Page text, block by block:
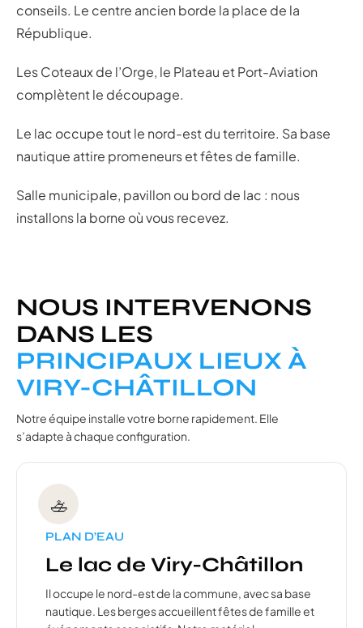
conseils. Le centre ancien borde la place de la
République.
Les Coteaux de l’Orge, le Plateau et Port-Aviation
complètent le découpage.
Le lac occupe tout le nord-est du territoire. Sa base
nautique attire promeneurs et fêtes de famille.
Salle municipale, pavillon ou bord de lac : nous
installons la borne où vous recevez.
NOUS INTERVENONS
DANS LES
PRINCIPAUX LIEUX À
VIRY-CHÂTILLON
Notre équipe installe votre borne rapidement. Elle
s’adapte à chaque configuration.
🚣
PLAN D’EAU
Le lac de Viry-Châtillon
Il occupe le nord-est de la commune, avec sa base
nautique. Les berges accueillent fêtes de famille et